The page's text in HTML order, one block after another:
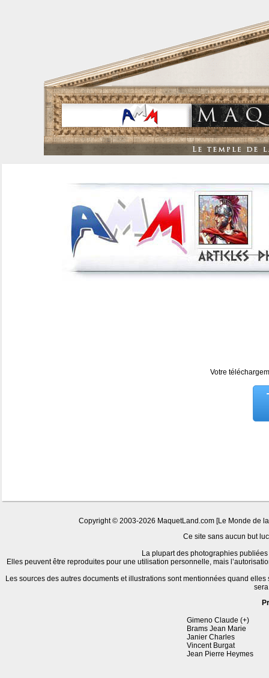
Votre
Copyright © 2003-2026 MaquetLand.com [Le Monde de
Ce site sans aucun but
La plupart des photographies
Elles peuvent être reproduites pour une utilisation personnelle, mais
Les sources des autres documents et illustrations sont mentionnées quand
Gimeno Claude (+)
Brams Jean Marie
Janier Charles
Vincent Burgat
Jean Pierre Heymes